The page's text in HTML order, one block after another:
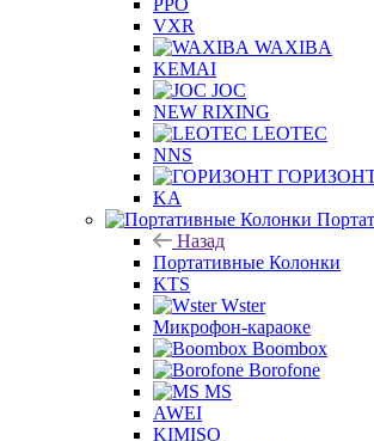
PPO
VXR
WAXIBA
KEMAI
JOC
NEW RIXING
LEOTEC
NNS
KA
Назад
Портативные Колонки
KTS
Wster
Микрофон-караоке
Boombox
Borofone
MS
AWEI
KIMISO